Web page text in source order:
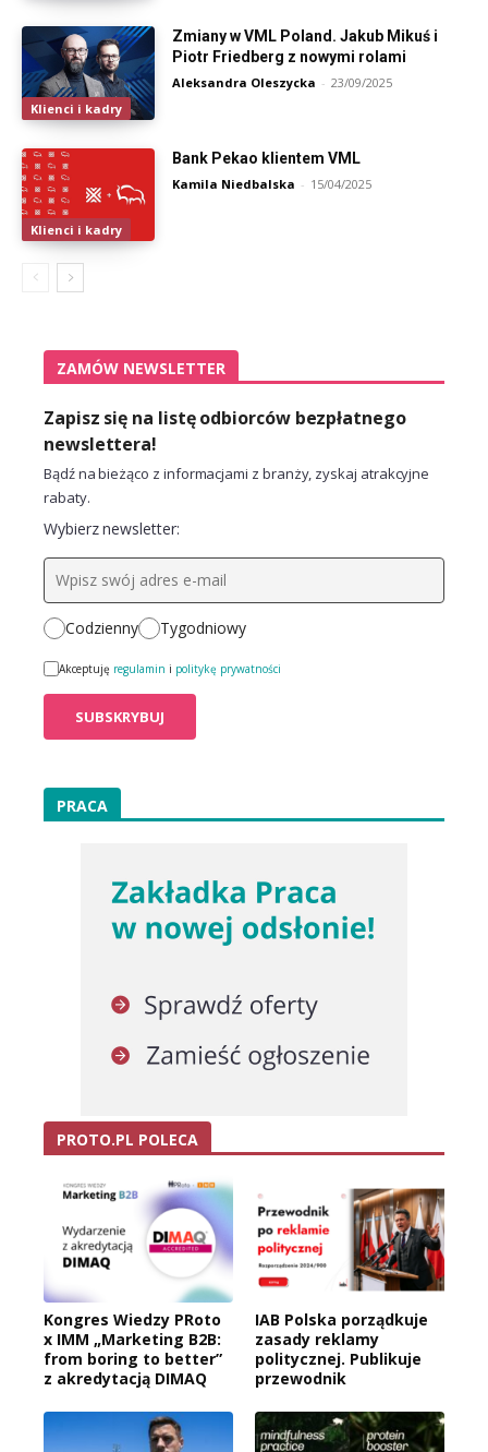
Klienci i kadry
Zmiany w VML Poland. Jakub Mikuś i
Piotr Friedberg z nowymi rolami
Aleksandra Oleszycka - 23/09/2025
Klienci i kadry
Bank Pekao klientem VML
Kamila Niedbalska - 15/04/2025
ZAMÓW NEWSLETTER
Zapisz się na listę odbiorców bezpłatnego
newslettera!
Bądź na bieżąco z informacjami z branży, zyskaj atrakcyjne
rabaty.
Wybierz newsletter:
Codzienny Tygodniowy
Akceptuję regulamin i politykę prywatności
PRACA
PROTO.PL POLECA
Kongres Wiedzy PRoto
x IMM „Marketing B2B:
from boring to better”
z akredytacją DIMAQ
IAB Polska porządkuje
zasady reklamy
politycznej. Publikuje
przewodnik